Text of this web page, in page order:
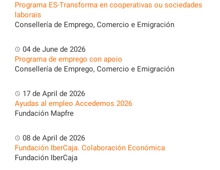
Programa ES-Transforma en cooperativas ou sociedades
laborais
Consellería de Emprego, Comercio e Emigración
04 de June de 2026
Programa de emprego con apoio
Consellería de Emprego, Comercio e Emigración
17 de April de 2026
Ayudas al empleo Accedemos 2026
Fundación Mapfre
08 de April de 2026
Fundación IberCaja. Colaboración Económica
Fundación IberCaja